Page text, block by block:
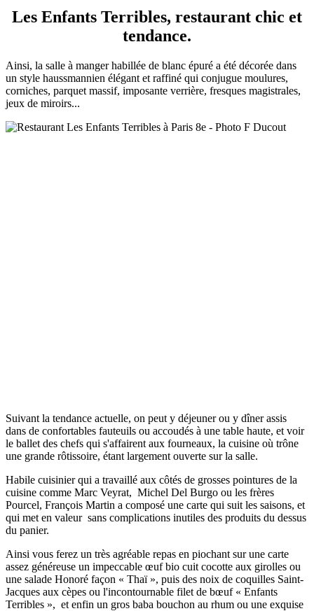
Les Enfants Terribles, restaurant chic et
tendance.
Ainsi, la salle à manger habillée de blanc épuré a été décorée dans
un style haussmannien élégant et raffiné qui conjugue moulures,
corniches, parquet massif, imposante verrière, fresques magistrales,
jeux de miroirs...
Suivant la tendance actuelle, on peut y déjeuner ou y dîner assis
dans de confortables fauteuils ou accoudés à une table haute, et voir
le ballet des chefs qui s'affairent aux fourneaux, la cuisine où trône
une grande rôtissoire, étant largement ouverte sur la salle.
Habile cuisinier qui a travaillé aux côtés de grosses pointures de la
cuisine comme Marc Veyrat, Michel Del Burgo ou les frères
Pourcel, François Martin a composé une carte qui suit les saisons, et
qui met en valeur sans complications inutiles des produits du dessus
du panier.
Ainsi vous ferez un très agréable repas en piochant sur une carte
assez généreuse un impeccable œuf bio cuit cocotte aux girolles ou
une salade Honoré façon « Thaï », puis des noix de coquilles Saint-
Jacques aux cèpes ou l'incontournable filet de bœuf « Enfants
Terribles », et enfin un gros baba bouchon au rhum ou une exquise